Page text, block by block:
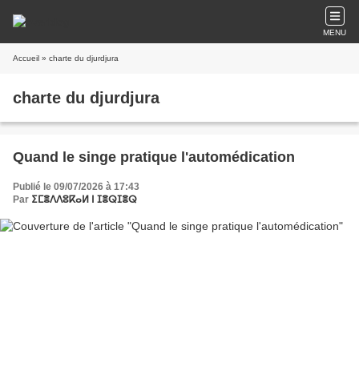
MENU
Accueil » charte du djurdjura
charte du djurdjura
Quand le singe pratique l'automédication
Publié le 09/07/2026 à 17:43
Par ⵉⵎⴻⴷⴷⵓⴽⴰⵍ ⵏ ⵊⴻⵕⵊⴻⵕ